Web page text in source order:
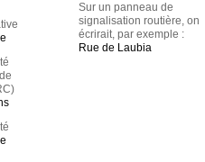
Sur un panneau de
signalisation routière, on
écrirait, par exemple :
Rue de Laubia